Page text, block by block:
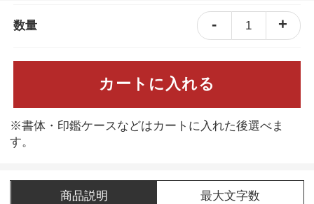
数量 - 1 +
カートに入れる
※書体・印鑑ケースなどはカートに入れた後選べま
す。
商品説明 最大文字数